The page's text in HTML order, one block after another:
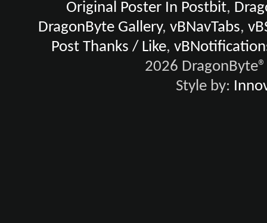
Original Poster In Postbit,
DragonByte Gallery,vBNavTabs,
Post Thanks / Like,
2026
Style by: